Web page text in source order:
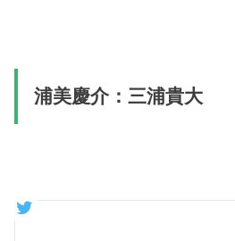
浦美慶介：三浦貴大